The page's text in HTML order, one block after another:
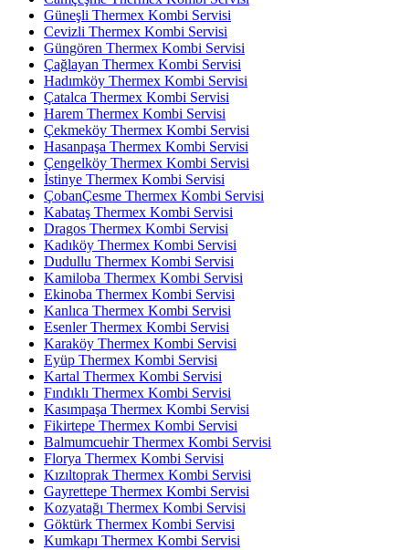
Güneşli Thermex Kombi Servisi
Cevizli Thermex Kombi Servisi
Güngören Thermex Kombi Servisi
Çağlayan Thermex Kombi Servisi
Hadımköy Thermex Kombi Servisi
Çatalca Thermex Kombi Servisi
Harem Thermex Kombi Servisi
Çekmeköy Thermex Kombi Servisi
Hasanpaşa Thermex Kombi Servisi
Çengelköy Thermex Kombi Servisi
İstinye Thermex Kombi Servisi
ÇobanÇesme Thermex Kombi Servisi
Kabataş Thermex Kombi Servisi
Dragos Thermex Kombi Servisi
Kadıköy Thermex Kombi Servisi
Dudullu Thermex Kombi Servisi
Kamiloba Thermex Kombi Servisi
Ekinoba Thermex Kombi Servisi
Kanlıca Thermex Kombi Servisi
Esenler Thermex Kombi Servisi
Karaköy Thermex Kombi Servisi
Eyüp Thermex Kombi Servisi
Kartal Thermex Kombi Servisi
Fındıklı Thermex Kombi Servisi
Kasımpaşa Thermex Kombi Servisi
Fikirtepe Thermex Kombi Servisi
Balmumcuehir Thermex Kombi Servisi
Florya Thermex Kombi Servisi
Kızıltoprak Thermex Kombi Servisi
Gayrettepe Thermex Kombi Servisi
Kozyatağı Thermex Kombi Servisi
Göktürk Thermex Kombi Servisi
Kumkapı Thermex Kombi Servisi